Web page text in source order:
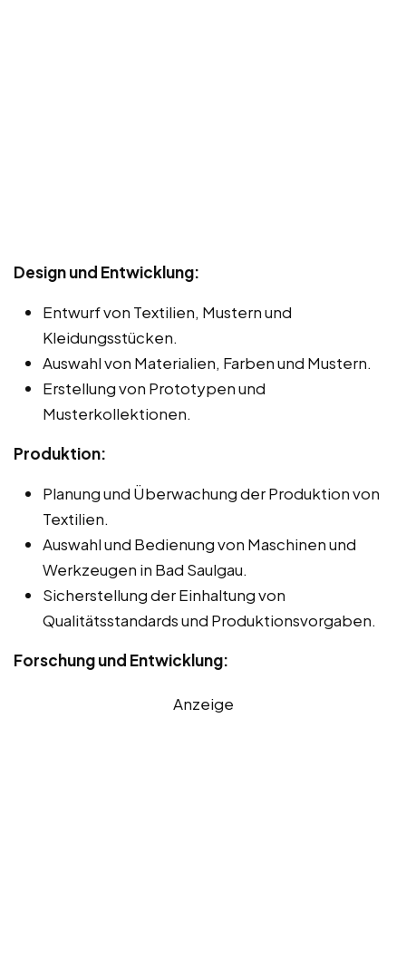
Design und Entwicklung:
Entwurf von Textilien, Mustern und
Kleidungsstücken.
Auswahl von Materialien, Farben und Mustern.
Erstellung von Prototypen und
Musterkollektionen.
Produktion:
Planung und Überwachung der Produktion von
Textilien.
Auswahl und Bedienung von Maschinen und
Werkzeugen in Bad Saulgau.
Sicherstellung der Einhaltung von
Qualitätsstandards und Produktionsvorgaben.
Forschung und Entwicklung:
Anzeige